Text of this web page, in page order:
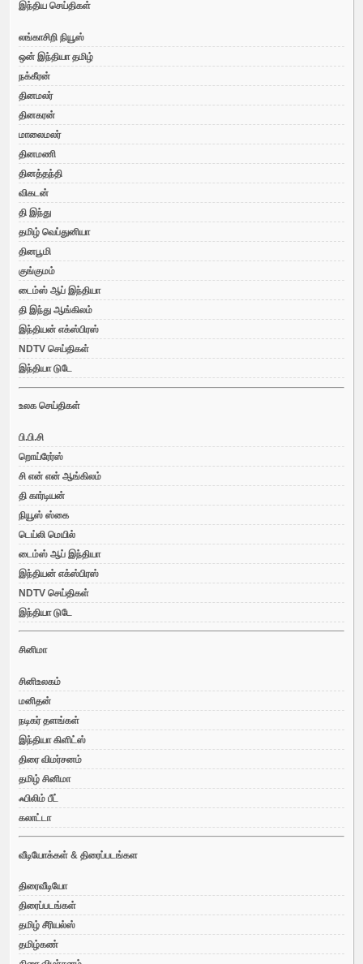
இந்திய செய்திகள்
லங்காசிறி நியூஸ்
ஒன் இந்தியா தமிழ்
நக்கீரன்
தினமலர்
தினகரன்
மாலைமலர்
தினமணி
தினத்தந்தி
விகடன்
தி இந்து
தமிழ் வெப்துனியா
தினபூமி
குங்குமம்
டைம்ஸ் ஆப் இந்தியா
தி இந்து ஆங்கிலம்
இந்தியன் எக்ஸ்பிரஸ்
NDTV செய்திகள்
இந்தியா டுடே
உலக செய்திகள்
பி.பி.சி
றொய்ரேர்ஸ்
சி என் என் ஆங்கிலம்
தி கார்டியன்
நியூஸ் ஸ்கை
டெய்லி மெயில்
டைம்ஸ் ஆப் இந்தியா
இந்தியன் எக்ஸ்பிரஸ்
NDTV செய்திகள்
இந்தியா டுடே
சினிமா
சினிஉலகம்
மனிதன்
நடிகர் தளங்கள்
இந்தியா கிளிட்ஸ்
திரை விமர்சனம்
தமிழ் சினிமா
ஃபிலிம் பீட்
கலாட்டா
வீடியோக்கள் & திரைப்படங்கள
திரைவீடியோ
திரைப்படங்கள்
தமிழ் சீரியல்ஸ்
தமிழ்கண்